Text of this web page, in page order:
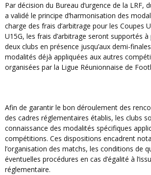
Par décision du Bureau d’urgence de la LRF, du 12 mars 2026, qui
a validé le principe d’harmonisation des
charge des frais d’arbitrage pour les Coupes
U15G, les frais d’arbitrage seront supportés
deux clubs en présence jusqu’aux demi-
modalités déjà appliquées aux autres
organisées par la Ligue Réunionnaise de
Afin de garantir le bon déroulement des rencontres et le respect
des cadres réglementaires établis, les clubs
connaissance des modalités spécifiques
compétitions. Ces dispositions encadrent
l’organisation des matchs, les conditions de
éventuelles procédures en cas d’égalité à
réglementaire.